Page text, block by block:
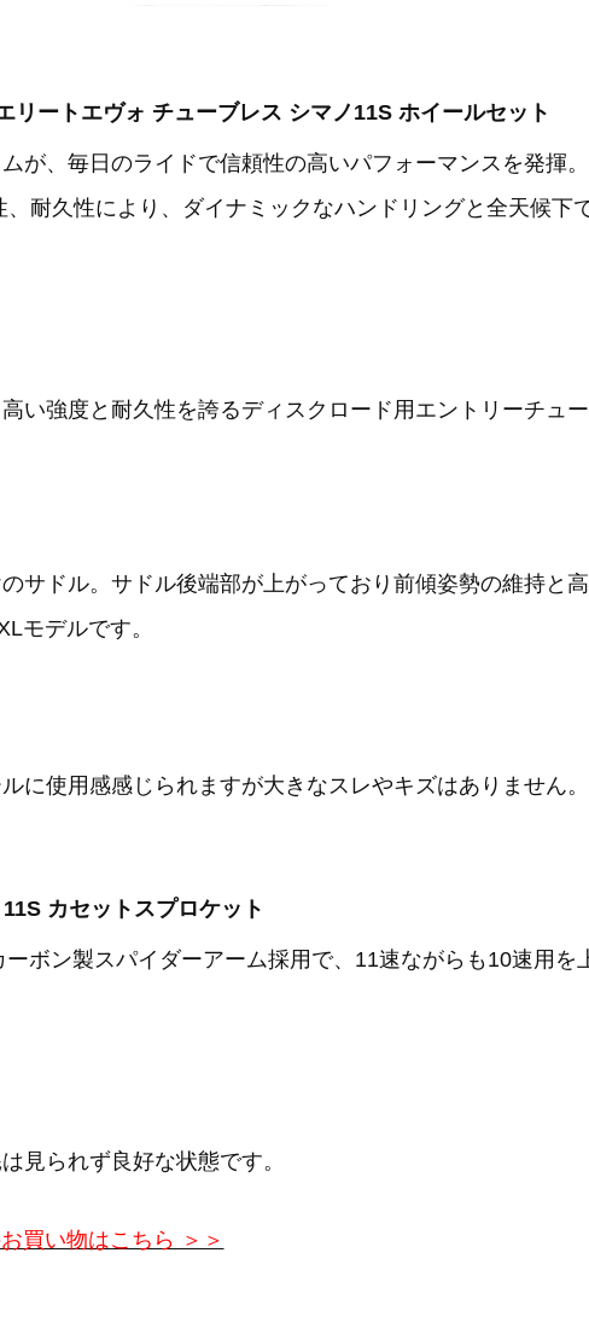
ートエヴォ チューブレス シマノ11S ホイールセット
が、毎日のライドで信頼性の高いパフォーマンスを発揮
耐久性により、ダイナミックなハンドリングと全天候下
い強度と耐久性を誇るディスクロード用エントリーチュ
サドル。サドル後端部が上がっており前傾姿勢の維持と
モデルです。
に使用感感じられますが大きなスレやキズはありません
カセットスプロケット
ボン製スパイダーアーム採用で、11速ながらも10速用を
見られず良好な状態です。
買い物はこちら ＞＞